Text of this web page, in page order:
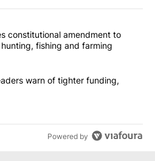
most commented articles in the last
proposes constitutional
constitutional amendment to
fishing and farming
housing leaders warn of tighter
warn of tighter funding,
Powered by